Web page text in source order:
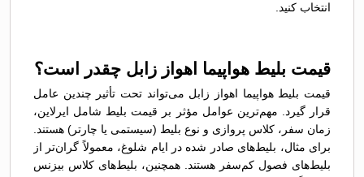
انتخاب کنید.
قیمت بلیط هواپیما اهواز زابل چقدر است؟
قیمت بلیط هواپیما اهواز زابل می‌تواند تحت تأثیر چندین عامل
قرار گیرد. مهم‌ترین عوامل مؤثر بر قیمت بلیط شامل ایرلاین،
زمان سفر، کلاس پروازی و نوع بلیط (سیستمی یا چارتر) هستند.
برای مثال، بلیط‌های صادر شده در ایام شلوغ، معمولاً گران‌تر از
بلیط‌های فصول کم‌سفر هستند. همچنین، بلیط‌های کلاس بیزنس